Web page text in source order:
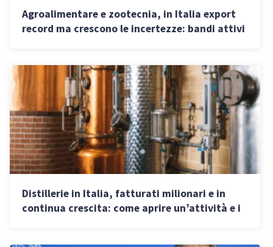
Agroalimentare e zootecnia, in Italia export
record ma crescono le incertezze: bandi attivi
Distillerie in Italia, fatturati milionari e in
continua crescita: come aprire un’attività e i